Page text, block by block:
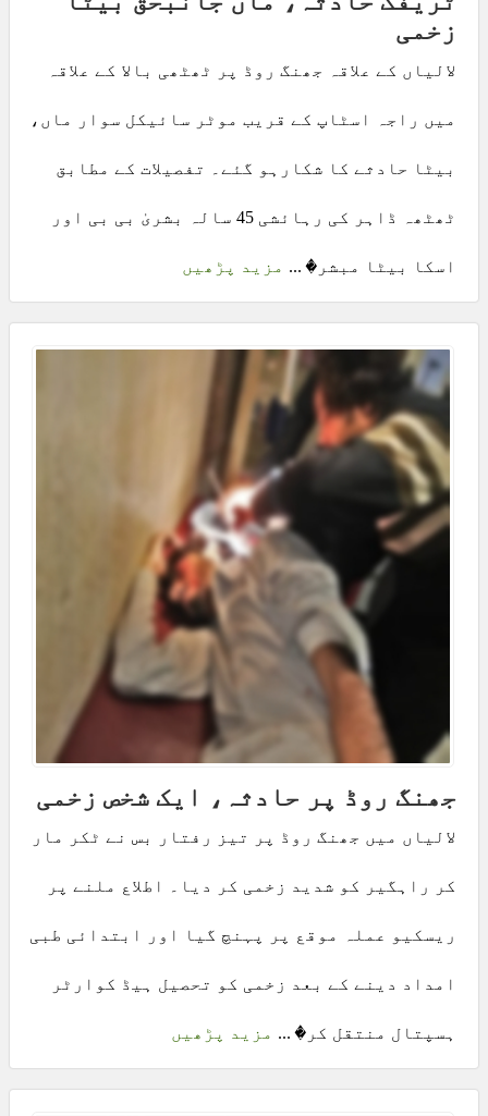
زخمی
لالیاں کے علاقہ جھنگ روڈ پر ٹھٹھی بالا کے علاقہ
میں راجہ اسٹاپ کے قریب موٹر سائیکل سوار ماں،
بیٹا حادثے کا شکارہو گئے۔ تفصیلات کے مطابق
ٹھٹھہ ڈاہر کی رہائشی 45 سالہ بشریٰ بی بی اور
اسکا بیٹا مبشر� ... مزید پڑھیں
جھنگ روڈ پر حادثہ، ایک شخص زخمی
لالیاں میں جھنگ روڈ پر تیز رفتار بس نے ٹکر مار
کر راہگیر کو شدید زخمی کر دیا۔ اطلاع ملنے پر
ریسکیو عملہ موقع پر پہنچ گیا اور ابتدائی طبی
امداد دینے کے بعد زخمی کو تحصیل ہیڈ کوارٹر
ہسپتال منتقل کر� ... مزید پڑھیں